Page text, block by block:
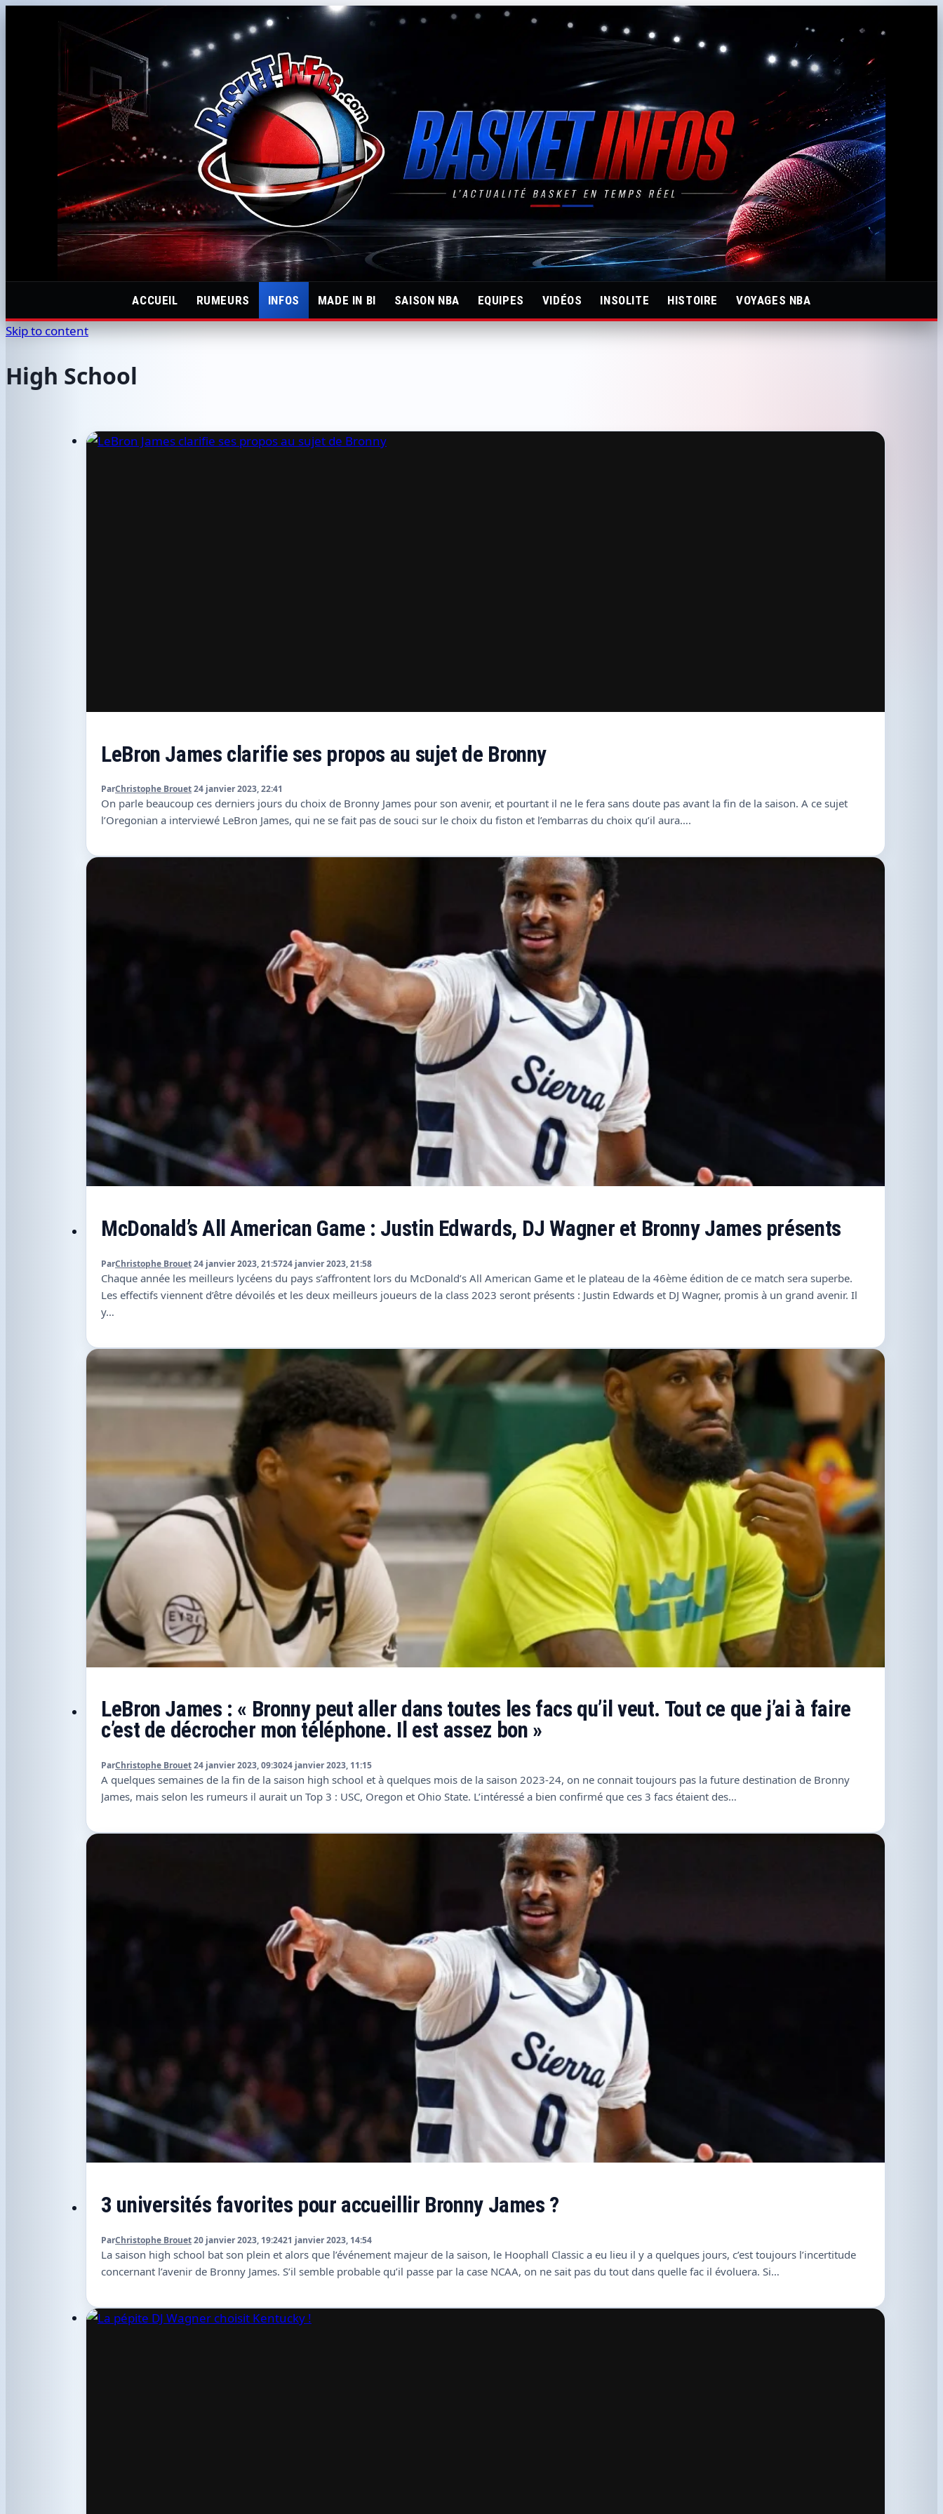
ACCUEIL RUMEURS INFOS MADE IN BI SAISON NBA EQUIPES VIDÉOS INSOLITE HISTOIRE VOYAGES NBA
Skip to content
High School
LeBron James clarifie ses propos au sujet de Bronny
ParChristophe Brouet24 janvier 2023, 22:41
On parle beaucoup ces derniers jours du choix de Bronny James pour son avenir, et pourtant il ne le fera sans doute pas avant la fin de la saison. A ce sujet
l’Oregonian a interviewé LeBron James, qui ne se fait pas de souci sur le choix du fiston et l’embarras du choix qu’il aura….
McDonald’s All American Game : Justin Edwards, DJ Wagner et Bronny James présents
ParChristophe Brouet24 janvier 2023, 21:5724 janvier 2023, 21:58
Chaque année les meilleurs lycéens du pays s’affrontent lors du McDonald’s All American Game et le plateau de la 46ème édition de ce match sera superbe.
Les effectifs viennent d’être dévoilés et les deux meilleurs joueurs de la class 2023 seront présents : Justin Edwards et DJ Wagner, promis à un grand avenir. Il
y…
LeBron James : « Bronny peut aller dans toutes les facs qu’il veut. Tout ce que j’ai à faire
c’est de décrocher mon téléphone. Il est assez bon »
ParChristophe Brouet24 janvier 2023, 09:3024 janvier 2023, 11:15
A quelques semaines de la fin de la saison high school et à quelques mois de la saison 2023-24, on ne connait toujours pas la future destination de Bronny
James, mais selon les rumeurs il aurait un Top 3 : USC, Oregon et Ohio State. L’intéressé a bien confirmé que ces 3 facs étaient des…
3 universités favorites pour accueillir Bronny James ?
ParChristophe Brouet20 janvier 2023, 19:2421 janvier 2023, 14:54
La saison high school bat son plein et alors que l’événement majeur de la saison, le Hoophall Classic a eu lieu il y a quelques jours, c’est toujours l’incertitude
concernant l’avenir de Bronny James. S’il semble probable qu’il passe par la case NCAA, on ne sait pas du tout dans quelle fac il évoluera. Si…